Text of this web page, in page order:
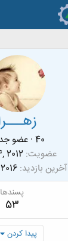
عضو · 40
عضویت 2012
آخرین بازدید
پسندها
53
پیدا کردن